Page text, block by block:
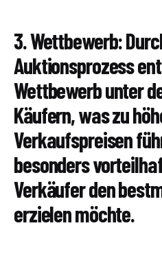
3. Wettbewerb:
Auktionsprozess
Wettbewerb unter
Käufern, was zu
Verkaufspreisen
besonders
Verkäufer den
erzielen möchte.